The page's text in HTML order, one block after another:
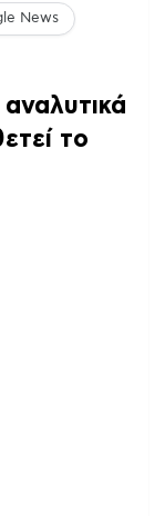
News
το